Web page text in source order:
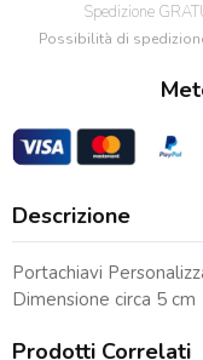
Spedizione
Possibilità di
Descrizione
Portachiavi
Dimensione circa 5 cm
Prodotti Correlati